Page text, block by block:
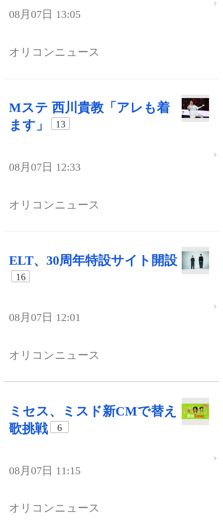
08月07日 13:05
オリコンニュース
Mステ 西川貴教「アレも着
ます」
13
08月07日 12:33
オリコンニュース
ELT、30周年特設サイト開設
16
08月07日 12:01
オリコンニュース
ミセス、ミスド新CMで替え
歌挑戦
6
08月07日 11:15
オリコンニュース